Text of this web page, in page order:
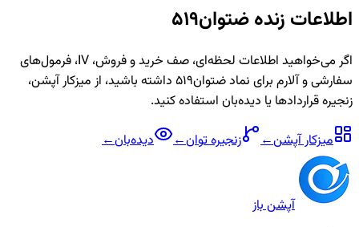
اطلاعات زندهضتوان519
اگر می‌خواهید اطلاعات لحظه‌ای، صف خرید و فروش، IV، فرمول‌های
سفارشی و آلارم برای نمادضتوان519
داشته باشید، از میزکار آپشن،
زنجیره قراردادها یا دیده‌بان استفاده کنید.
میزکار آپشن← زنجیرهتوان← دیده‌بان←
آپشن باز